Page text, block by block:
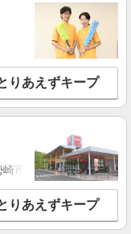
りあえずキープ
市・太田市・館林市
りあえずキープ